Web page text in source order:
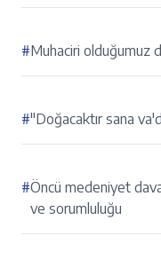
#Muhaciri olduğumuz
#"Doğacaktır sana
#Öncü medeniyet
ve sorumluluğu